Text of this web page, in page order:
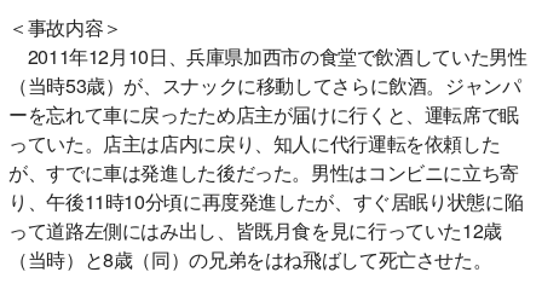
＜事故内容＞
2011年12月10日、兵庫県加西市の食堂で飲酒していた男性
（当時53歳）が、スナックに移動してさらに飲酒。ジャンパ
ーを忘れて車に戻ったため店主が届けに行くと、運転席で眠
っていた。店主は店内に戻り、知人に代行運転を依頼した
が、すでに車は発進した後だった。男性はコンビニに立ち寄
り、午後11時10分頃に再度発進したが、すぐ居眠り状態に陥
って道路左側にはみ出し、皆既月食を見に行っていた12歳
（当時）と8歳（同）の兄弟をはね飛ばして死亡させた。